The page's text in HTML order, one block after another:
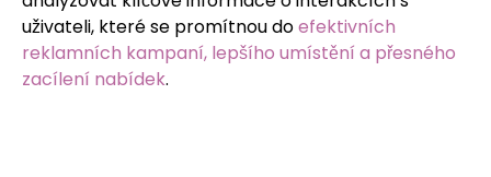
uživateli, které se promítnou doefektivních
reklamních kampaní, lepšího umístění a přesného
zacílení nabídek.